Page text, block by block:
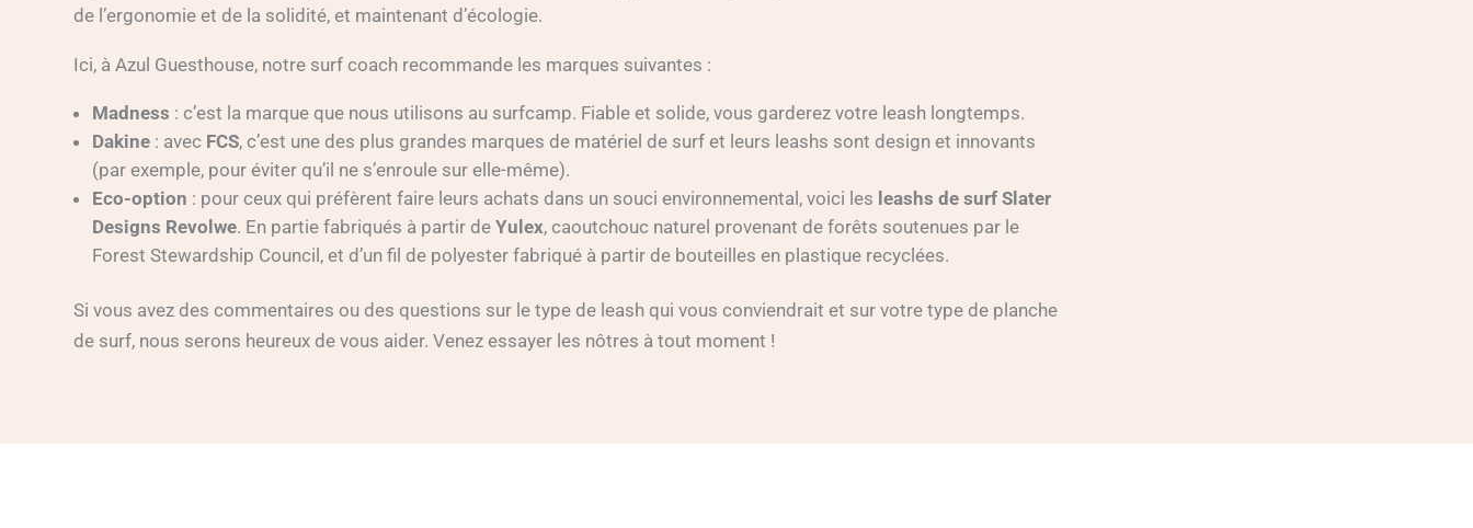
de l’ergonomie et de la solidité, et maintenant d’écologie.
Ici, à Azul Guesthouse, notre surf coach recommande les marques suivantes :
Madness : c’est la marque que nous utilisons au surfcamp. Fiable et solide, vous garderez votre leash longtemps.
Dakine : avec FCS, c’est une des plus grandes marques de matériel de surf et leurs leashs sont design et innovants
(par exemple, pour éviter qu’il ne s’enroule sur elle-même).
Eco-option : pour ceux qui préfèrent faire leurs achats dans un souci environnemental, voici les leashs de surf Slater
Designs Revolwe. En partie fabriqués à partir deYulex, caoutchouc naturel provenant de forêts soutenues par le
Forest Stewardship Council, et d’un fil de polyester fabriqué à partir de bouteilles en plastique recyclées.
Si vous avez des commentaires ou des questions sur le type de leash qui vous conviendrait et sur votre type de planche
de surf, nous serons heureux de vous aider. Venez essayer les nôtres à tout moment !